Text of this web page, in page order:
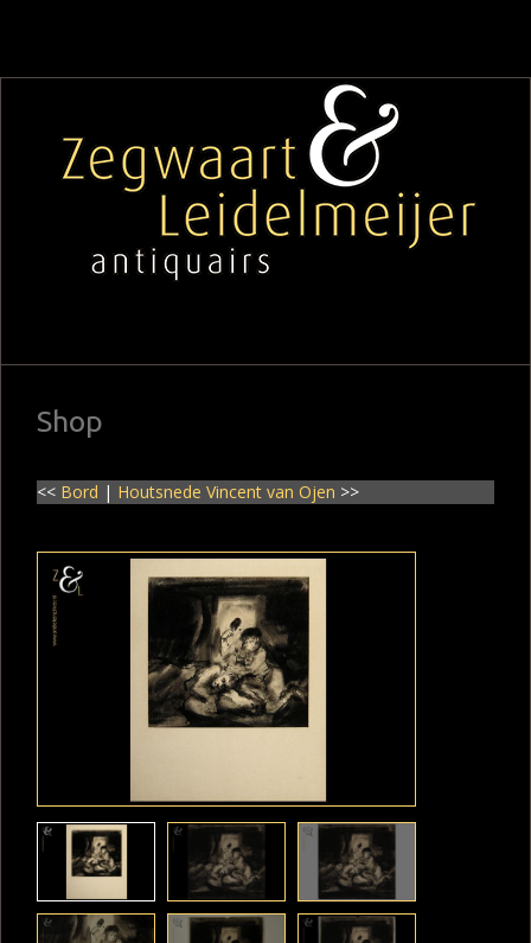
Shop
<< Bord | Houtsnede Vincent van Ojen >>